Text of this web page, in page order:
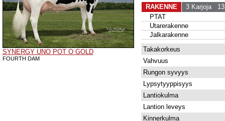
SYNERGY UNO POT O GOLD
FOURTH DAM
RAKENNE 3 Karjoja13
PTAT
Utarerakenne
Jalkarakenne
Takakorkeus
Vahvuus
Rungon syvyys
Lypsytyyppisyys
Lantiokulma
Lantion leveys
Kinnerkulma